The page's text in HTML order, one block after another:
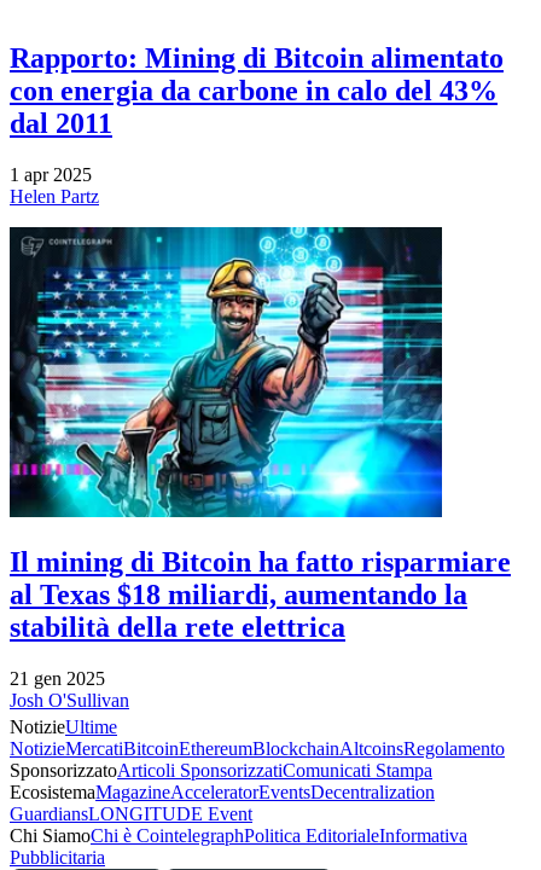
Rapporto: Mining di Bitcoin alimentato
con energia da carbone in calo del 43%
dal 2011
1 apr 2025
Helen Partz
Il mining di Bitcoin ha fatto risparmiare
al Texas $18 miliardi, aumentando la
stabilità della rete elettrica
21 gen 2025
Josh O'Sullivan
NotizieUltime
NotizieMercatiBitcoinEthereumBlockchainAltcoinsRegolamento
SponsorizzatoArticoli SponsorizzatiComunicati Stampa
EcosistemaMagazineAcceleratorEventsDecentralization
GuardiansLONGITUDE Event
Chi SiamoChi è CointelegraphPolitica EditorialeInformativa
Pubblicitaria